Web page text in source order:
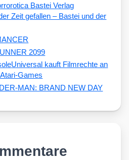
Zeit gefallen – Bastei und der
2099
Universal kauft Filmrechte an
Games
MAN: BRAND NEW DAY